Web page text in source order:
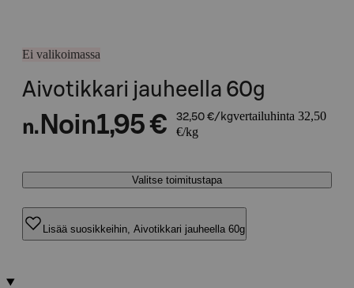
Ei valikoimassa
Aivotikkari jauheella 60g
n. Noin1,95 € 32,50 €/kgvertailuhinta 32,50
€/kg
Valitse toimitustapa
Lisää suosikkeihin, Aivotikkari jauheella 60g